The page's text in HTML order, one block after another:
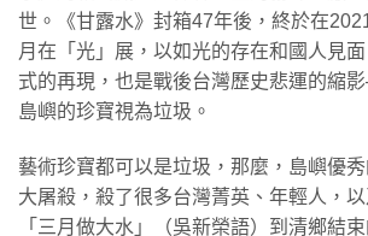
世。《甘露水》封箱47年後，終於在
月在「光」展，以如光的存在和國人見
式的再現，也是戰後台灣歷史悲運的縮
島嶼的珍寶視為垃圾。
藝術珍寶都可以是垃圾，那麼，島嶼優
大屠殺，殺了很多台灣菁英、年輕人，
「三月做大水」（吳新榮語）到清鄉結